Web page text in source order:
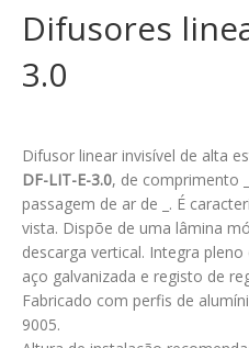
QUALIDADE
DOWNLOADS
Difusores
3.0
Difusor linear invisível de alta
DF-LIT-E-3.0, de comprimento
passagem de ar de _. É
vista. Dispõe de uma lâmina
descarga vertical. Integra
aço galvanizada e registo de
Fabricado com perfis de
9005.